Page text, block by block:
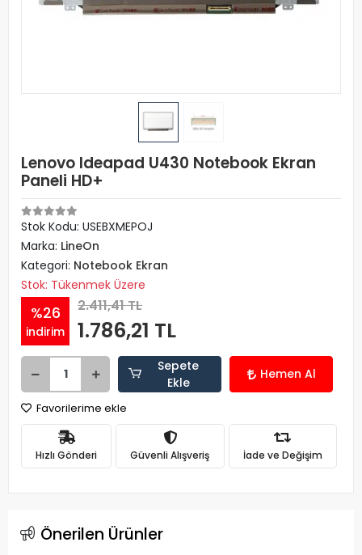
Lenovo Ideapad U430 Notebook Ekran
Paneli HD+
Stok Kodu: USEBXMEPOJ
Marka: LineOn
Kategori: Notebook Ekran
Stok: Tükenmek Üzere
%26
indirim
2.411,41 TL
1.786,21 TL
Sepete
Ekle
Hemen Al
Favorilerime ekle
Hızlı Gönderi Güvenli Alışveriş İade ve Değişim
Önerilen Ürünler